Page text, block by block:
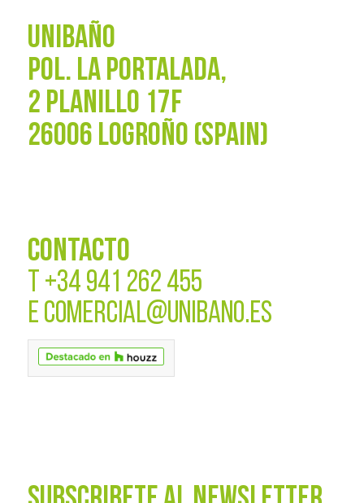
UNIBAÑO
POL. La Portalada,
2 PLANILLO 17F
26006 LOGROÑO (SPAIN)
CONTACTO
T +34 941 262 455
E COMERCIAL@UNIBANO.ES